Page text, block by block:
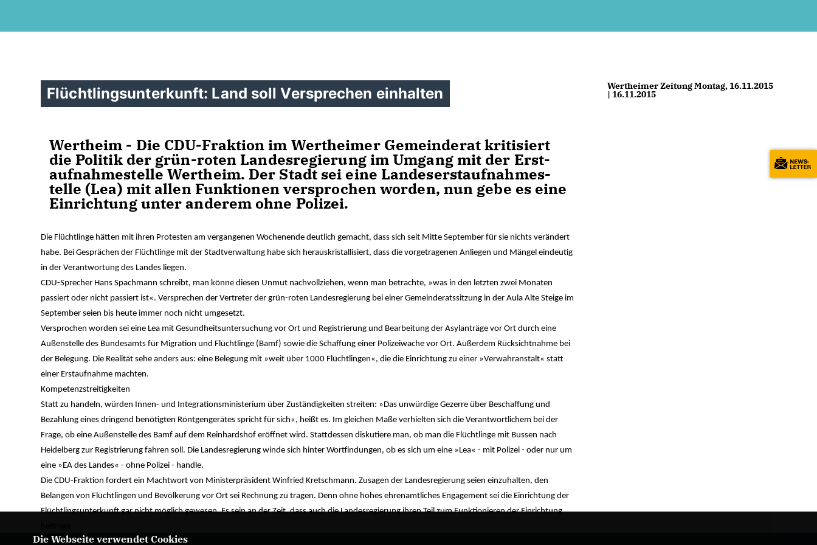
Flüchtlingsunterkunft: Land soll Versprechen einhalten
Wertheim - Die CDU-Frak­ti­on im Wert­hei­mer Ge­mein­de­rat kri­ti­siert
die Po­li­tik der grün-ro­ten Lan­des­re­gie­rung im Um­gang mit der Erst­
auf­nah­me­s­tel­le Wert­heim. Der Stadt sei ei­ne Lan­de­serst­auf­nah­me­s­
tel­le (Lea) mit al­len Funk­tio­nen ver­spro­chen wor­den, nun ge­be es ei­ne
Ein­rich­tung un­ter an­de­rem oh­ne Po­li­zei.
Die Flüchtlinge hätten mit ihren Protesten am vergangenen Wochenende deutlich gemacht, dass sich seit Mitte September für sie nichts verändert
habe. Bei Gesprächen der Flüchtlinge mit der Stadtverwaltung habe sich herauskristallisiert, dass die vorgetragenen Anliegen und Mängel eindeutig
in der Verantwortung des Landes liegen.
CDU-Sprecher Hans Spachmann schreibt, man könne diesen Unmut nachvollziehen, wenn man betrachte, »was in den letzten zwei Monaten
passiert oder nicht passiert ist«. Versprechen der Vertreter der grün-roten Landesregierung bei einer Gemeinderatssitzung in der Aula Alte Steige im
September seien bis heute immer noch nicht umgesetzt.
Versprochen worden sei eine Lea mit Gesundheitsuntersuchung vor Ort und Registrierung und Bearbeitung der Asylanträge vor Ort durch eine
Außenstelle des Bundesamts für Migration und Flüchtlinge (Bamf) sowie die Schaffung einer Polizeiwache vor Ort. Außerdem Rücksichtnahme bei
der Belegung. Die Realität sehe anders aus: eine Belegung mit »weit über 1000 Flüchtlingen«, die die Einrichtung zu einer »Verwahranstalt« statt
einer Erstaufnahme machten.
Kompetenzstreitigkeiten
Statt zu handeln, würden Innen- und Integrationsministerium über Zuständigkeiten streiten: »Das unwürdige Gezerre über Beschaffung und
Bezahlung eines dringend benötigten Röntgengerätes spricht für sich«, heißt es. Im gleichen Maße verhielten sich die Verantwortlichem bei der
Frage, ob eine Außenstelle des Bamf auf dem Reinhardshof eröffnet wird. Stattdessen diskutiere man, ob man die Flüchtlinge mit Bussen nach
Heidelberg zur Registrierung fahren soll. Die Landesregierung winde sich hinter Wortfindungen, ob es sich um eine »Lea« - mit Polizei - oder nur um
eine »EA des Landes« - ohne Polizei - handle.
Die CDU-Fraktion fordert ein Machtwort von Ministerpräsident Winfried Kretschmann. Zusagen der Landesregierung seien einzuhalten, den
Belangen von Flüchtlingen und Bevölkerung vor Ort sei Rechnung zu tragen. Denn ohne hohes ehrenamtliches Engagement sei die Einrichtung der
Flüchtlingsunterkunft gar nicht möglich gewesen. Es sein an der Zeit, dass auch die Landesregierung ihren Teil zum Funktionieren der Einrichtung
Wertheimer Zeitung Montag, 16.11.2015
| 16.11.2015
Die Webseite verwendet Cookies